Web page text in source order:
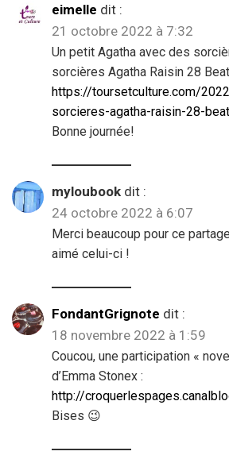
eimelle dit :
21 octobre 2022 à 7:32
Un petit Agatha avec des
sorcières Agatha Raisin 28
https://toursetculture.com/
sorcieres-agatha-raisin-28-
Bonne journée!
myloubook dit :
24 octobre 2022 à 6:07
Merci beaucoup pour ce
aimé celui-ci !
FondantGrignote dit :
18 novembre 2022 à 1:59
Coucou, une participation «
d’Emma Stonex :
http://
Bises 😉